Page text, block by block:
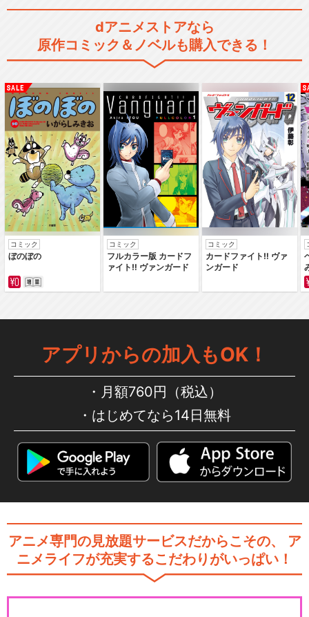
dアニメストアなら
原作コミック＆ノベルも購入できる！
コミック
ぼのぼの
コミック
フルカラー版 カードフ
ァイト‼ ヴァンガード
コミック
カードファイト‼ ヴァ
ンガード
アプリからの加入もOK！
月額760円（税込）
はじめてなら14日無料
アニメ専門の見放題サービスだからこその、
ア
ニメライフが充実するこだわりがいっぱい！